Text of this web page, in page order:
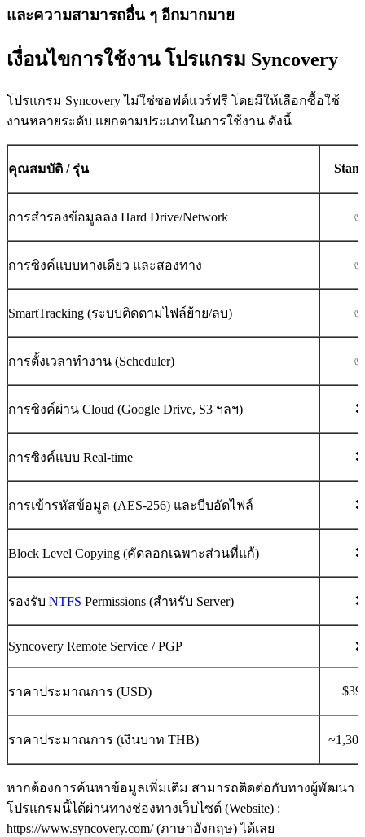
และความสามารถอื่น ๆ อีกมากมาย
เงื่อนไขการใช้งาน โปรแกรม Syncovery
โปรแกรม Syncovery ไม่ใช่ซอฟต์แวร์ฟรี โดยมีให้เลือกซื้อใช้
งานหลายระดับ แยกตามประเภทในการใช้งาน ดังนี้
คุณสมบัติ / รุ่น
การสำรองข้อมูลลง Hard Drive/Network ✅
การซิงค์แบบทางเดียว และสองทาง ✅
SmartTracking (ระบบติดตามไฟล์ย้าย/ลบ) ✅
การตั้งเวลาทำงาน (Scheduler) ✅
การซิงค์ผ่าน Cloud (Google Drive, S3 ฯลฯ) ❌
การซิงค์แบบ Real-time ❌
การเข้ารหัสข้อมูล (AES-256) และบีบอัดไฟล์ ❌
Block Level Copying (คัดลอกเฉพาะส่วนที่แก้) ❌
รองรับ NTFS Permissions (สำหรับ Server) ❌
Syncovery Remote Service / PGP ❌
ราคาประมาณการ (USD)
ราคาประมาณการ (เงินบาท THB)
หากต้องการค้นหาข้อมูลเพิ่มเติม สามารถติดต่อกับทางผู้พัฒนา
โปรแกรมนี้ได้ผ่านทางช่องทางเว็บไซต์ (Website) :
https://www.syncovery.com/ (ภาษาอังกฤษ) ได้เลย